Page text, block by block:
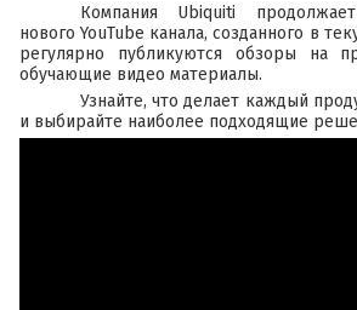
Компания Ubiquiti
нового YouTube канала, созданного в
регулярно публикуются обзоры на
обучающие видео материалы.
Узнайте, что делает каждый
и выбирайте наиболее подходящие